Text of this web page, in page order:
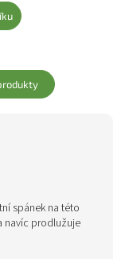
spánek na této
navíc prodlužuje